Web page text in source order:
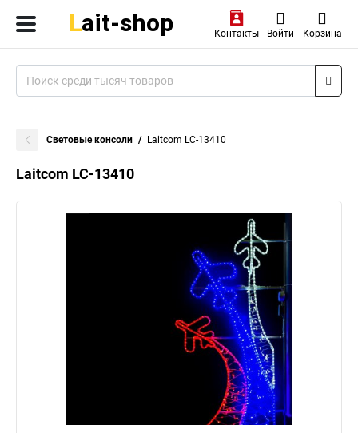
Контакты Войти Корзина
Световые консоли Laitcom LC-13410
Laitcom LC-13410